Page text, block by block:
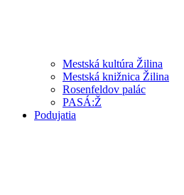
Mestská kultúra Žilina
Mestská knižnica Žilina
Rosenfeldov palác
PASÁ:Ž
Podujatia